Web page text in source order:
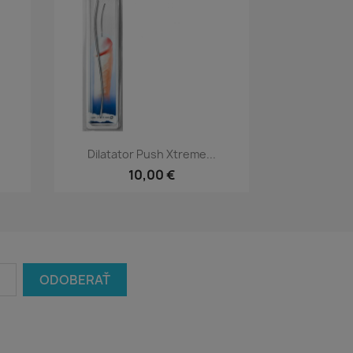
Rýchly náhľad
Dilatator Push Xtreme...
10,00 €